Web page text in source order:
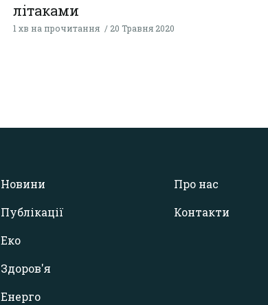
літаками
1 хв на прочитання 20 Травня 2020
Новини
Публікації
Еко
Здоров'я
Енерго
Про нас
Контакти